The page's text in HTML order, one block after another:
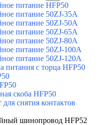
питание HFP50
питание 50ZJ-35A
питание 50ZJ-50A
питание 50ZJ-65A
питание 50ZJ-80A
питание 50ZJ-100A
питание 50ZJ-120A
питания с торца HFP50
скоба HFP50
снятия контактов
шинопровод HFP52